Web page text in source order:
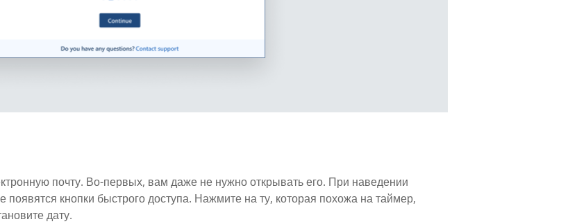
почту. Во-первых, вам даже не нужно открывать его. При наведении
кнопки быстрого доступа. Нажмите на ту, которая похожа на таймер,
дату.